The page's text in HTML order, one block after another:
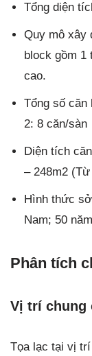
Tổng diện
Quy mô xây
block gồm 1
cao.
Tổng số căn
2: 8 căn/sàn
Diện tích
– 248m2
Hình thức
Nam; 50
Phân tích
Vị trí chung
Tọa lạc tại vị